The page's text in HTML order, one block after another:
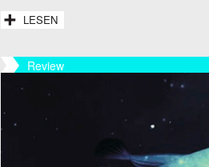
LESEN
Review